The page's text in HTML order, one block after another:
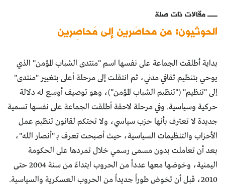
مقالات ذات صلة
الحوثيون: من محاصَرين إلى مُحاصِرين
بداية أطلقت الجماعة على نفسها اسم "منتدى الشباب المؤمن" الذي
يوحي بتنظيم ثقافي مدني، ثم انتقلت إلى مرحلة أعلى بتغيير "منتدى"
إلى "تنظيم" ("تنظيم الشباب المؤمن")، وهو توصيف أوسع له دلالة
حركية وسياسية. وفي مرحلة لاحقة أطلقت الجماعة على نفسها تسمية
جديدة لا تعترف بأنها حزب سياسي، ولا تحتكم لقانون تنظيم عمل
الأحزاب والتنظيمات السياسية، حيث أصبحت تعرف بــ "أنصار الله"،
بعد أن تعاملت بدون مسمى رسمي خلال تمردها على الحكومة
اليمنية، وخوضها معها عدداً من الحروب ابتداءً من سنة 2004 حتى
2010، قبل أن تخوض طوراً جديداً من الحروب العسكرية والسياسية.